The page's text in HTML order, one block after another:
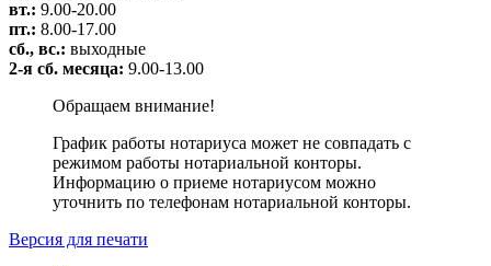
вт.: 9.00-20.00
пт.: 8.00-17.00
сб., вс.: выходные
2-я сб. месяца: 9.00-13.00
Обращаем внимание!
График работы нотариуса может не совпадать с
режимом работы нотариальной конторы.
Информацию о приеме нотариусом можно
уточнить по телефонам нотариальной конторы.
Версия для печати